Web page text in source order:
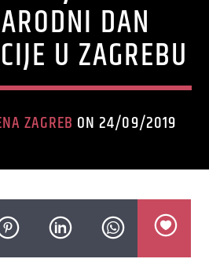
DAN
U ZAGREBU
ZAGREB ON 24/09/2019